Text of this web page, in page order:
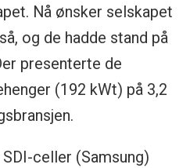
Nå ønsker selskapet
og de hadde stand på
presenterte de
(192 kWt) på 3,2
celler (Samsung)